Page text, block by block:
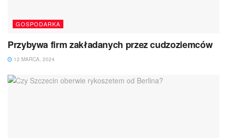
GOSPODARKA
Przybywa firm zakładanych przez cudzoziemców
12 MARCA, 2024